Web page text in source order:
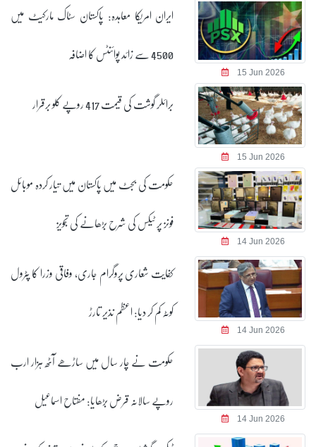
15 Jun 2026
ایران امریکا معاہدہ: پاکستان سٹاک مارکیٹ میں
4500 سے زائد پوائنٹس کا اضافہ
15 Jun 2026
برائلر گوشت کی قیمت 417 روپے کلو برقرار
14 Jun 2026
حکومت کی بجٹ میں پاکستان میں تیار کردہ موبائل
فونز پر ٹیکس کی شرح بڑھانے کی تجویز
14 Jun 2026
کفایت شعاری پروگرام جاری، وفاقی وزرا کا پٹرول
کوٹہ کم کر دیا: اعظم نذیر تارڑ
14 Jun 2026
حکومت نے چار سال میں ساڑھے آٹھ ہزار ارب
روپے سالانہ قرض بڑھایا: مفتاح اسماعیل